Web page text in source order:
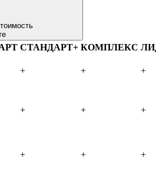
СТАНДАРТ+ КОМПЛЕКС
+ + +
+ + +
+ + +